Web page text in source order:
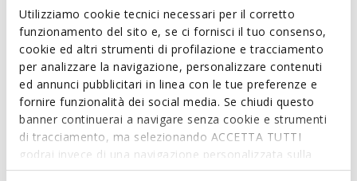
Utilizziamo cookie tecnici necessari per il corretto
funzionamento del sito e, se ci fornisci il tuo consenso,
cookie ed altri strumenti di profilazione e tracciamento
per analizzare la navigazione, personalizzare contenuti
ed annunci pubblicitari in linea con le tue preferenze e
fornire funzionalità dei social media. Se chiudi questo
banner continuerai a navigare senza cookie e strumenti
di tracciamento, ma selezionando ACCETTA TUTTI
godrai invece di una navigazione personalizzata sulla
base dei tuoi gusti ed interessi. Selezionando
ITEM CODE:U56MBE00043C9997
Features
Quick and easy to put on
Lightweight footwear
Slip-on design allows you to slide the foot in swiftly